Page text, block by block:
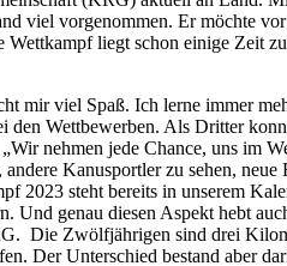
viel vorgenommen. Er möchte
Wettkampf liegt schon einige Zeit
mir viel Spaß. Ich lerne immer
den Wettbewerben. Als Dritter
nehmen jede Chance, uns im
Kanusportler zu sehen, neue
2023 steht bereits in unserem
Und genau diesen Aspekt hebt
Die Zwölfjährigen sind drei
Der Unterschied bestand aber